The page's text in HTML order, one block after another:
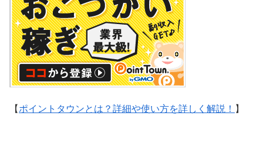
【 ポイントタウンとは？詳細や使い方を詳しく解説！ 】